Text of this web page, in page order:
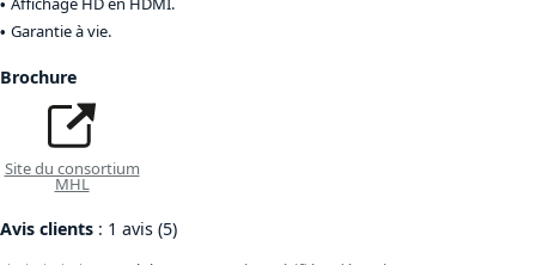
Garantie à vie.
Brochure
Site du consortium
MHL
Avis clients : 1 avis (5)